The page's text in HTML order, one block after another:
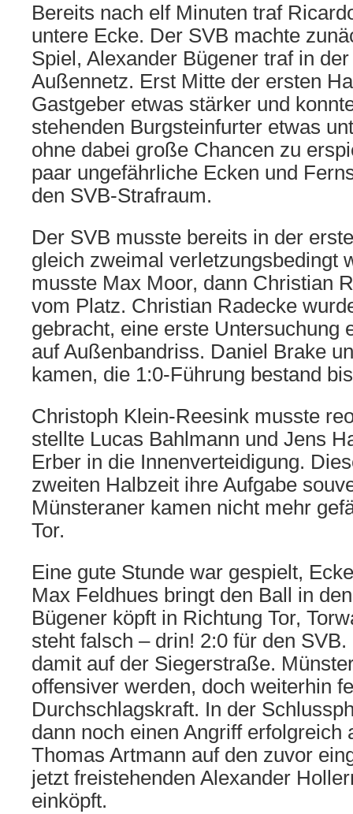
Bereits nach elf Minuten traf
untere Ecke. Der SVB machte
Spiel, Alexander Bügener traf in
Außennetz. Erst Mitte der ersten
Gastgeber etwas stärker und
stehenden Burgsteinfurter etwas
ohne dabei große Chancen zu
paar ungefährliche Ecken und
den SVB-Strafraum.
Der SVB musste bereits in der
gleich zweimal verletzungsbedingt
musste Max Moor, dann Christian
vom Platz. Christian Radecke
gebracht, eine erste Untersuchung
auf Außenbandriss. Daniel Brake
kamen, die 1:0-Führung bestand
Christoph Klein-Reesink musste
stellte Lucas Bahlmann und Jens
Erber in die Innenverteidigung.
zweiten Halbzeit ihre Aufgabe
Münsteraner kamen nicht mehr
Tor.
Eine gute Stunde war gespielt,
Max Feldhues bringt den Ball in
Bügener köpft in Richtung Tor,
steht falsch – drin! 2:0 für den
damit auf der Siegerstraße.
offensiver werden, doch weiterhin
Durchschlagskraft. In der
dann noch einen Angriff erfolgreich
Thomas Artmann auf den zuvor
jetzt freistehenden Alexander
einköpft.